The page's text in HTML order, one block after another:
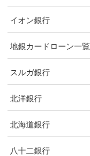
イオン銀行
地銀カードローン一覧
スルガ銀行
北洋銀行
北海道銀行
八十二銀行